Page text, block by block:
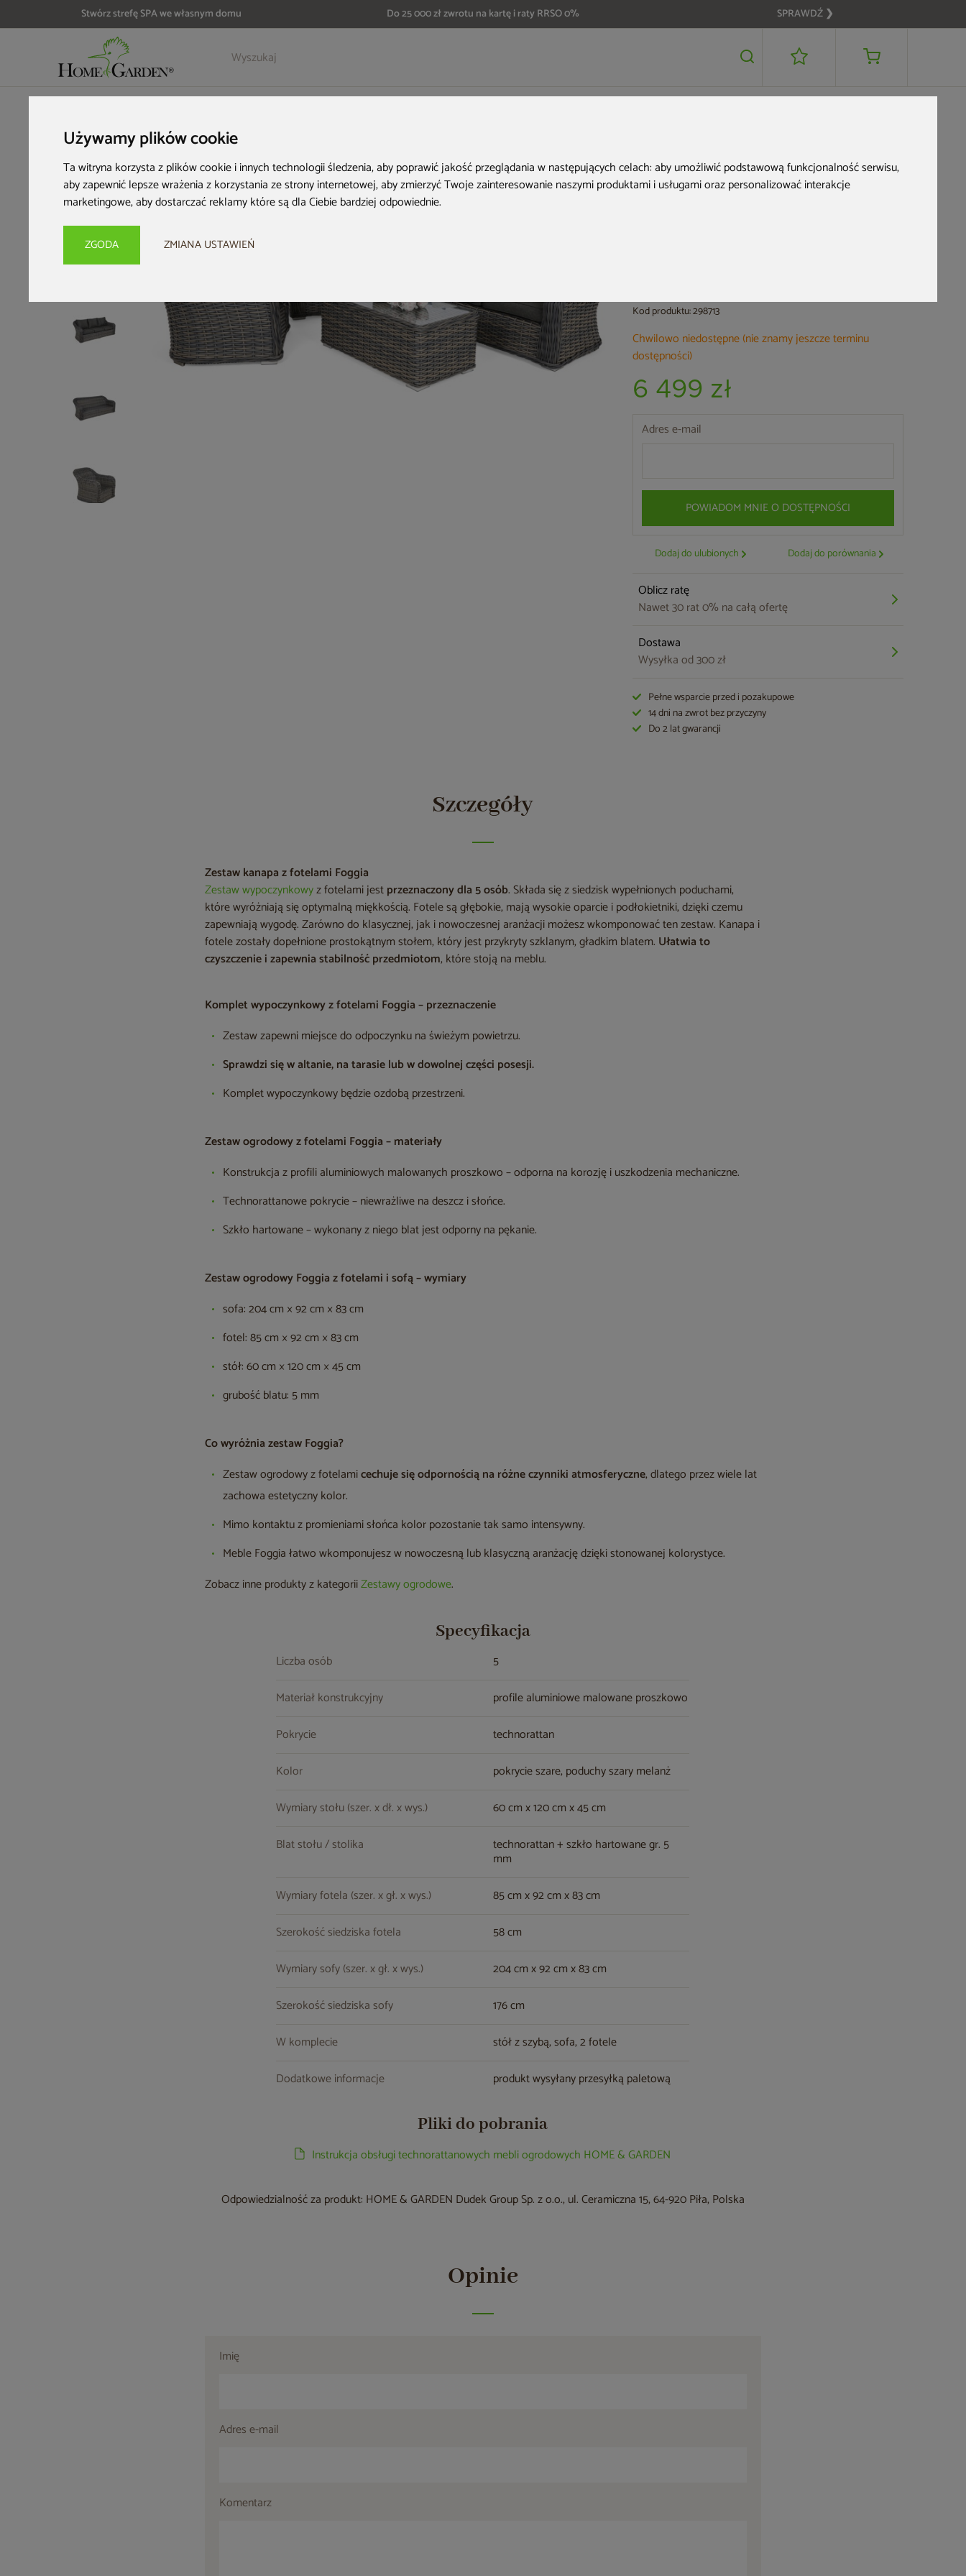
Używamy plików cookie
Ta witryna korzysta z plików cookie i innych technologii śledzenia, aby poprawić jakość przeglądania w następujących celach:aby umożliwić podstawową funkcjonalność serwisu,
aby zapewnić lepsze wrażenia z korzystania ze strony internetowej,aby zmierzyć Twoje zainteresowanie naszymi produktami i usługami oraz personalizować interakcje
marketingowe,aby dostarczać reklamy które są dla Ciebie bardziej odpowiednie.
ZGODA ZMIANA USTAWIEŃ
Stwórz strefę SPA we własnym domu Do 25 000 zł zwrotu na kartę i raty RRSO 0% SPRAWDŹ ❯
Szczegóły Opinie Akcesoria 6 499 zł POWIADOM MNIE
Meble ogrodowe
Kod produktu: 298713
Chwilowo niedostępne (nie znamy jeszcze terminu
dostępności)
6 499 zł
Adres e-mail
POWIADOM MNIE O DOSTĘPNOŚCI
Dodaj do ulubionych Dodaj do porównania
Oblicz ratę
Nawet 30 rat 0% na całą ofertę
Dostawa
Wysyłka od 300 zł
Pełne wsparcie przed i pozakupowe
14 dni na zwrot bez przyczyny
Do 2 lat gwarancji
Szczegóły
Zestaw kanapa z fotelami Foggia
Zestaw wypoczynkowyz fotelami jestprzeznaczony dla 5 osób. Składa się z siedzisk wypełnionych poduchami,
które wyróżniają się optymalną miękkością. Fotele są głębokie, mają wysokie oparcie i podłokietniki, dzięki czemu
zapewniają wygodę. Zarówno do klasycznej, jak i nowoczesnej aranżacji możesz wkomponować ten zestaw. Kanapa i
fotele zostały dopełnione prostokątnym stołem, który jest przykryty szklanym, gładkim blatem. Ułatwia to
czyszczenie i zapewnia stabilność przedmiotom, które stoją na meblu.
Komplet wypoczynkowy z fotelami Foggia – przeznaczenie
Zestaw zapewni miejsce do odpoczynku na świeżym powietrzu.
Sprawdzi się w altanie, na tarasie lub w dowolnej części posesji.
Komplet wypoczynkowy będzie ozdobą przestrzeni.
Zestaw ogrodowy z fotelami Foggia – materiały
Konstrukcja z profili aluminiowych malowanych proszkowo – odporna na korozję i uszkodzenia mechaniczne.
Technorattanowe pokrycie – niewrażliwe na deszcz i słońce.
Szkło hartowane – wykonany z niego blat jest odporny na pękanie.
Zestaw ogrodowy Foggia z fotelami i sofą – wymiary
sofa: 204 cm × 92 cm × 83 cm
fotel: 85 cm × 92 cm × 83 cm
stół: 60 cm × 120 cm × 45 cm
grubość blatu: 5 mm
Co wyróżnia zestaw Foggia?
Zestaw ogrodowy z fotelamicechuje się odpornością na różne czynniki atmosferyczne, dlatego przez wiele lat
zachowa estetyczny kolor.
Mimo kontaktu z promieniami słońca kolor pozostanie tak samo intensywny.
Meble Foggia łatwo wkomponujesz w nowoczesną lub klasyczną aranżację dzięki stonowanej kolorystyce.
Zobacz inne produkty z kategoriiZestawy ogrodowe.
Specyfikacja
Liczba osób
5
Materiał konstrukcyjny
profile aluminiowe malowane proszkowo
Pokrycie
technorattan
Kolor
pokrycie szare, poduchy szary melanż
Wymiary stołu (szer. x dł. x wys.)
60 cm x 120 cm x 45 cm
Blat stołu / stolika
technorattan + szkło hartowane gr. 5
mm
Wymiary fotela (szer. x gł. x wys.)
85 cm x 92 cm x 83 cm
Szerokość siedziska fotela
58 cm
Wymiary sofy (szer. x gł. x wys.)
204 cm x 92 cm x 83 cm
Szerokość siedziska sofy
176 cm
W komplecie
stół z szybą, sofa, 2 fotele
Dodatkowe informacje
produkt wysyłany przesyłką paletową
Pliki do pobrania
Instrukcja obsługi technorattanowych mebli ogrodowych HOME & GARDEN
Odpowiedzialność za produkt: HOME & GARDEN Dudek Group Sp. z o.o., ul. Ceramiczna 15, 64-920 Piła, Polska
Opinie
Imię
Adres e-mail
Komentarz